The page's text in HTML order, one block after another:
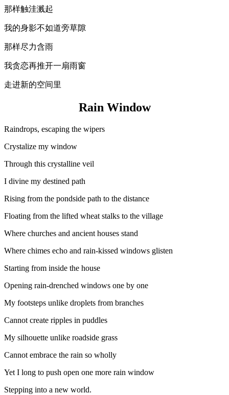
那样触洼溅起
我的身影不如道旁草隙
那样尽力含雨
我贪恋再推开一扇雨窗
走进新的空间里
Rain Window
Raindrops, escaping the wipers
Crystalize my window
Through this crystalline veil
I divine my destined path
Rising from the pondside path to the distance
Floating from the lifted wheat stalks to the village
Where churches and ancient houses stand
Where chimes echo and rain-kissed windows glisten
Starting from inside the house
Opening rain-drenched windows one by one
My footsteps unlike droplets from branches
Cannot create ripples in puddles
My silhouette unlike roadside grass
Cannot embrace the rain so wholly
Yet I long to push open one more rain window
Stepping into a new world.